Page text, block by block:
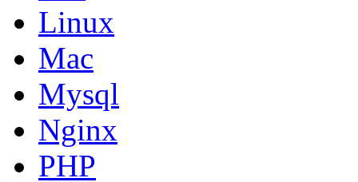
Linux
Mac
Mysql
Nginx
PHP